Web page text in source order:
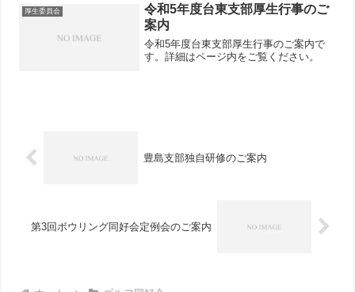
厚生委員会
令和5年度台東支部厚生行事のご
案内
令和5年度台東支部厚生行事のご案内で
す。詳細はページ内をご覧ください。
豊島支部独自研修のご案内
第3回ボウリング同好会定例会のご案内